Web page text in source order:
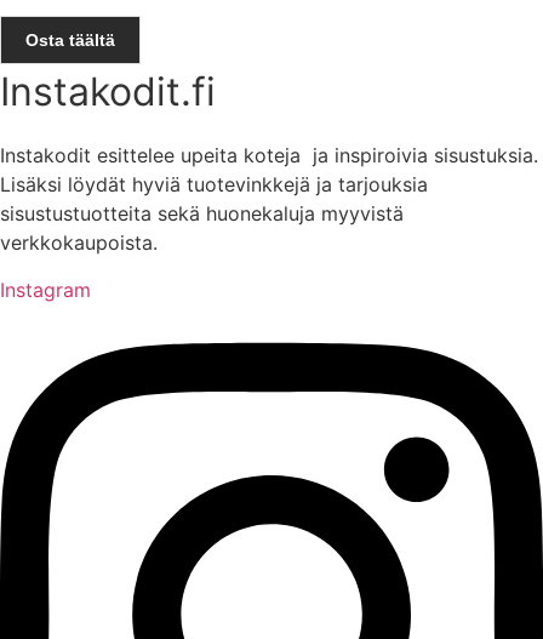
Osta täältä
Instakodit.fi
Instakodit esittelee upeita koteja ja inspiroivia sisustuksia.
Lisäksi löydät hyviä tuotevinkkejä ja tarjouksia
sisustustuotteita sekä huonekaluja myyvistä
verkkokaupoista.
Instagram